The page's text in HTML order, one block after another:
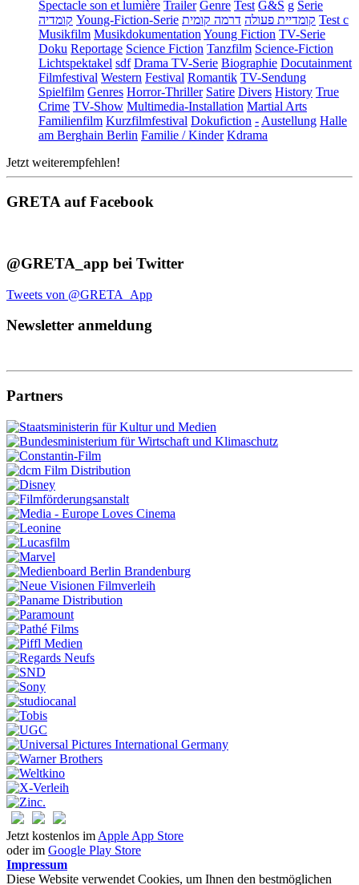
Spectacle son et lumière Trailer Genre Test G&S g Serie
קומדיה Young-Fiction-Serie קומדיית פעולה דרמה קומית
Test c
Musikfilm Musikdokumentation Young Fiction TV-Serie
Doku Reportage Science Fiction Tanzfilm Science-Fiction
Lichtspektakel sdf Drama TV-Serie Biographie Docutainment
Filmfestival Western Festival Romantik TV-Sendung
Spielfilm Genres Horror-Thriller Satire Divers History True
Crime TV-Show Multimedia-Installation Martial Arts
Familienfilm Kurzfilmfestival Dokufiction - Austellung Halle
am Berghain Berlin Familie / Kinder Kdrama
Jetzt weiterempfehlen!
GRETA auf Facebook
@GRETA_app bei Twitter
Tweets von @GRETA_App
Newsletter anmeldung
Partners
Jetzt kostenlos im Apple App Store
oder im Google Play Store
Impressum
Diese Website verwendet Cookies, um Ihnen den bestmöglichen